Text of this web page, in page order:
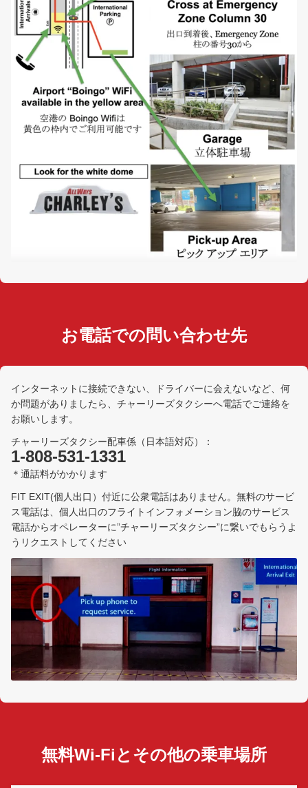
お電話での問い合わせ先
インターネットに接続できない、ドライバーに会えないなど、何
か問題がありましたら、チャーリーズタクシーへ電話でご連絡を
お願いします。
チャーリーズタクシー配車係（日本語対応）：
1-808-531-1331
＊通話料がかかります
FIT EXIT(個人出口）付近に公衆電話はありません。無料のサービ
ス電話は、個人出口のフライトインフォメーション脇のサービス
電話からオペレーターに”チャーリーズタクシー”に繋いでもらうよ
うリクエストしてください
無料Wi-Fiとその他の乗車場所